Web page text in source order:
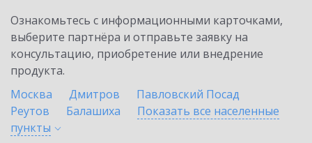
Ознакомьтесь с информационными карточками,
выберите партнёра и отправьте заявку на
консультацию, приобретение или внедрение
продукта.
Москва
Дмитров
Павловский Посад
Реутов
Балашиха
Показать все населенные
пункты